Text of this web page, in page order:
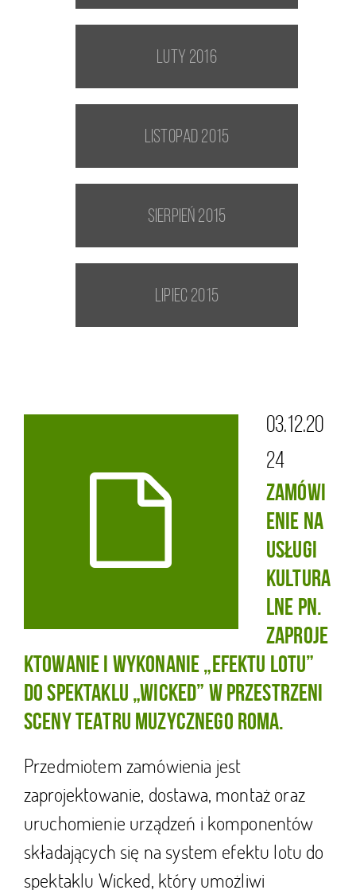
luty 2016
listopad 2015
sierpień 2015
lipiec 2015
03.12.20
24
Zamówi
enie na
usługi
kultura
lne pn.
ZAPROJE
KTOWANIE I WYKONANIE „EFEKTU LOTU”
DO SPEKTAKLU „WICKED” W PRZESTRZENI
SCENY TEATRU MUZYCZNEGO ROMA.
Przedmiotem zamówienia jest
zaprojektowanie, dostawa, montaż oraz
uruchomienie urządzeń i komponentów
składających się na system efektu lotu do
spektaklu Wicked, który umożliwi